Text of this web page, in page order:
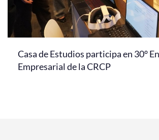
Casa de Estudios participa en 30°
Empresarial de la CRCP